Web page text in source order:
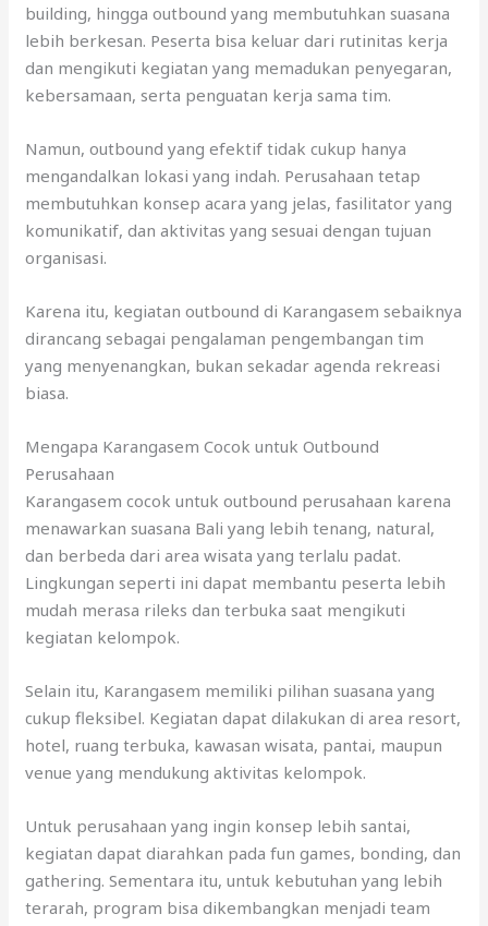
building, hingga outbound yang membutuhkan suasana
lebih berkesan. Peserta bisa keluar dari rutinitas kerja
dan mengikuti kegiatan yang memadukan penyegaran,
kebersamaan, serta penguatan kerja sama tim.
Namun, outbound yang efektif tidak cukup hanya
mengandalkan lokasi yang indah. Perusahaan tetap
membutuhkan konsep acara yang jelas, fasilitator yang
komunikatif, dan aktivitas yang sesuai dengan tujuan
organisasi.
Karena itu, kegiatan outbound di Karangasem sebaiknya
dirancang sebagai pengalaman pengembangan tim
yang menyenangkan, bukan sekadar agenda rekreasi
biasa.
Mengapa Karangasem Cocok untuk Outbound
Perusahaan
Karangasem cocok untuk outbound perusahaan karena
menawarkan suasana Bali yang lebih tenang, natural,
dan berbeda dari area wisata yang terlalu padat.
Lingkungan seperti ini dapat membantu peserta lebih
mudah merasa rileks dan terbuka saat mengikuti
kegiatan kelompok.
Selain itu, Karangasem memiliki pilihan suasana yang
cukup fleksibel. Kegiatan dapat dilakukan di area resort,
hotel, ruang terbuka, kawasan wisata, pantai, maupun
venue yang mendukung aktivitas kelompok.
Untuk perusahaan yang ingin konsep lebih santai,
kegiatan dapat diarahkan pada fun games, bonding, dan
gathering. Sementara itu, untuk kebutuhan yang lebih
terarah, program bisa dikembangkan menjadi team